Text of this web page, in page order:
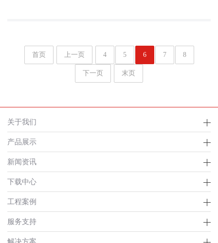
首页 上一页 4 5 6 7 8
下一页 末页
关于我们
产品展示
新闻资讯
下载中心
工程案例
服务支持
解决方案